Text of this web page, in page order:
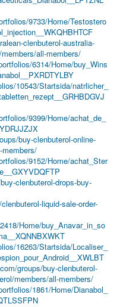
9733/Home/Testostero
clenbuterol-australia-
all-members/
6314/Home/buy_Wins
10543/Startsida/natrlicher_
9399/Home/achat_de_
buy-clenbuterol-online-
members/
9152/Home/achat_Ster
clenbuterol-drops-buy-
liquid-sale-order-
Home/buy_Anavar_in_so
16263/Startsida/Localiser_
groups/buy-clenbuterol-
members/all-members/
1861/Home/Dianabol_